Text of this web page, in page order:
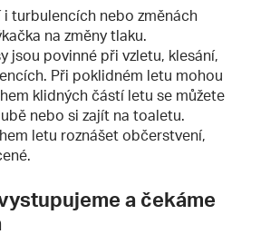
i turbulencích nebo změnách
na změny tlaku.
jsou povinné při vzletu, klesání,
Při poklidném letu mohou
klidných částí letu se můžete
nebo si zajít na toaletu.
letu roznášet občerstvení,
a čekáme